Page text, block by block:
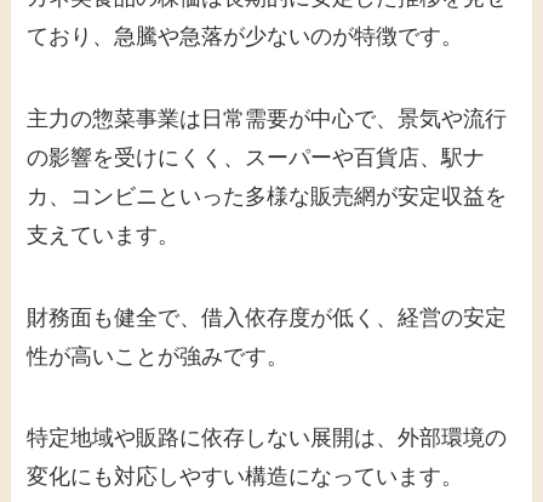
ており、急騰や急落が少ないのが特徴です。
主力の惣菜事業は日常需要が中心で、景気や流行
の影響を受けにくく、スーパーや百貨店、駅ナ
カ、コンビニといった多様な販売網が安定収益を
支えています。
財務面も健全で、借入依存度が低く、経営の安定
性が高いことが強みです。
特定地域や販路に依存しない展開は、外部環境の
変化にも対応しやすい構造になっています。